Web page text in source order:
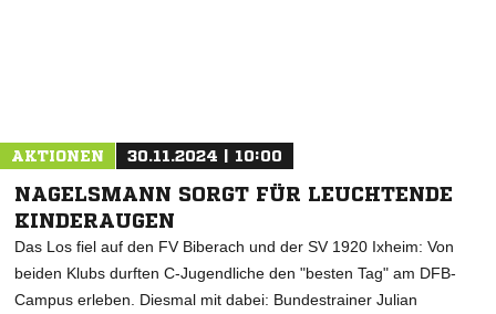
AKTIONEN 30.11.2024 | 10:00
NAGELSMANN SORGT FÜR LEUCHTENDE
KINDERAUGEN
Das Los fiel auf den FV Biberach und der SV 1920 Ixheim: Von
beiden Klubs durften C-Jugendliche den "besten Tag" am DFB-
Campus erleben. Diesmal mit dabei: Bundestrainer Julian